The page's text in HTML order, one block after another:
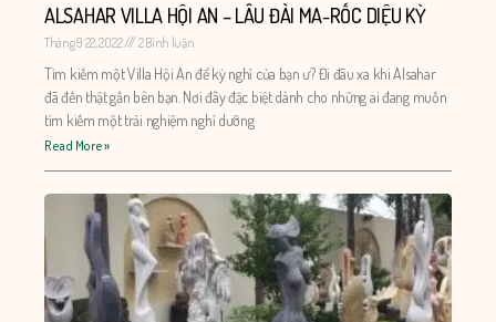
ALSAHAR VILLA HỘI AN – LÂU ĐÀI MA-RỐC DIỆU KỲ
Tháng 9 22, 2022 2 Bình luận
Tìm kiếm một Villa Hội An để kỳ nghỉ của bạn ư? Đi đâu xa khi Alsahar
đã đến thật gần bên bạn. Nơi đây đặc biệt dành cho những ai đang muốn
tìm kiếm một trải nghiệm nghỉ dưỡng
Read More »